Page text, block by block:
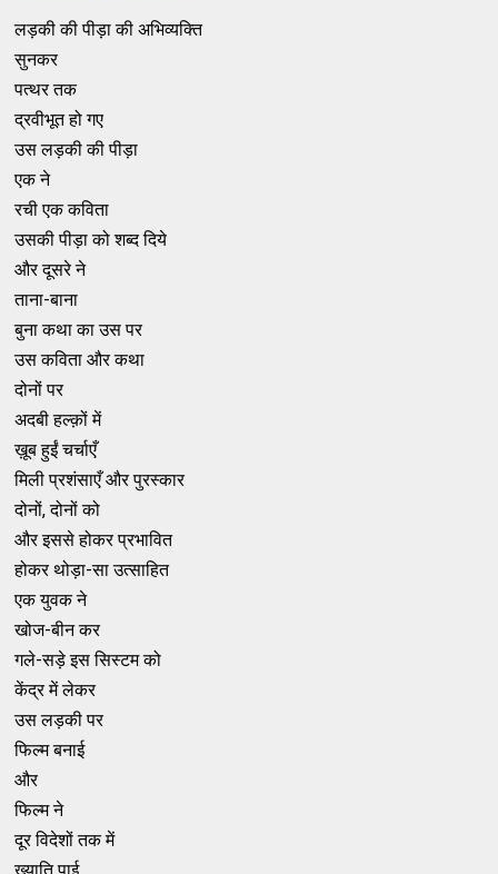
लड़की की पीड़ा की अभिव्यक्ति
सुनकर
पत्थर तक
द्रवीभूत हो गए
उस लड़की की पीड़ा
एक ने
रची एक कविता
उसकी पीड़ा को शब्द दिये
और दूसरे ने
ताना-बाना
बुना कथा का उस पर
उस कविता और कथा
दोनों पर
अदबी हल्क़ों में
ख़ूब हुईं चर्चाएँ
मिली प्रशंसाएँ और पुरस्कार
दोनों, दोनों को
और इससे होकर प्रभावित
होकर थोड़ा-सा उत्साहित
एक युवक ने
खोज-बीन कर
गले-सड़े इस सिस्टम को
केंद्र में लेकर
उस लड़की पर
फिल्म बनाई
और
फिल्म ने
दूर विदेशों तक में